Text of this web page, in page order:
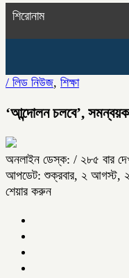
শিরোনাম
/ লিড নিউজ, শিক্ষা
‘আন্দোলন চলবে’,
অনলাইন ডেস্ক: / ২৮৫ বার
আপডেট: শুক্রবার, ২ আগস্ট,
শেয়ার করুন